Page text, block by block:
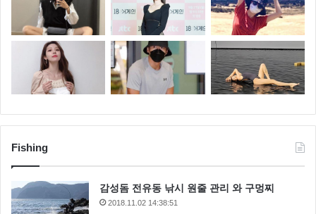
Fishing
감성돔 전유동 낚시 원줄 관리 와 구멍찌
2018.11.02 14:38:51